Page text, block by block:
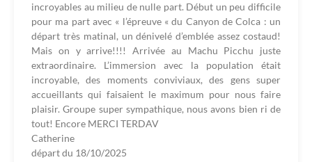
incroyables au milieu de nulle part. Début un peu difficile
pour ma part avec « l’épreuve « du Canyon de Colca : un
départ très matinal, un dénivelé d’emblée assez costaud!
Mais on y arrive!!!! Arrivée au Machu Picchu juste
extraordinaire. L’immersion avec la population était
incroyable, des moments conviviaux, des gens super
accueillants qui faisaient le maximum pour nous faire
plaisir. Groupe super sympathique, nous avons bien ri de
tout! Encore MERCI TERDAV
Catherine
départ du 18/10/2025